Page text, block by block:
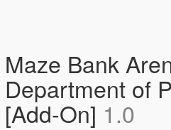
Maze Bank
Department of
[Add-On] 1.0